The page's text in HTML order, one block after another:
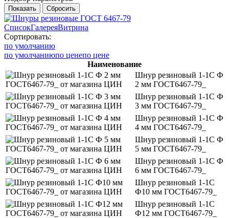
СписокГалереяВитрина
Сортировать:
по умолчанию
по умолчаниюпо ценепо цене
Наименование
Шнур резиновый 1-1С Ф
2 мм ГОСТ6467-79_
Шнур резиновый 1-1С Ф
3 мм ГОСТ6467-79_
Шнур резиновый 1-1С Ф
4 мм ГОСТ6467-79_
Шнур резиновый 1-1С Ф
5 мм ГОСТ6467-79_
Шнур резиновый 1-1С Ф
6 мм ГОСТ6467-79_
Шнур резиновый 1-1С
Ф10 мм ГОСТ6467-79_
Шнур резиновый 1-1С
Ф12 мм ГОСТ6467-79_